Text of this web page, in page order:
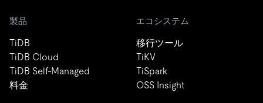
製品
TiDB
TiDB Cloud
TiDB Self-Managed
料金
エコシステム
移行ツール
TiKV
TiSpark
OSS Insight